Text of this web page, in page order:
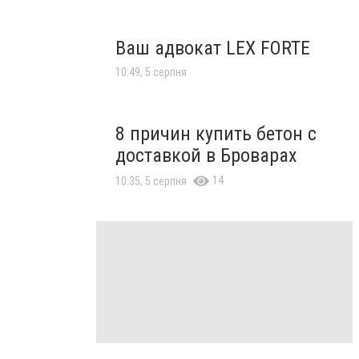
Ваш адвокат LEX FORTE
10:49, 5 серпня
8 причин купить бетон с
доставкой в Броварах
10:35, 5 серпня 14